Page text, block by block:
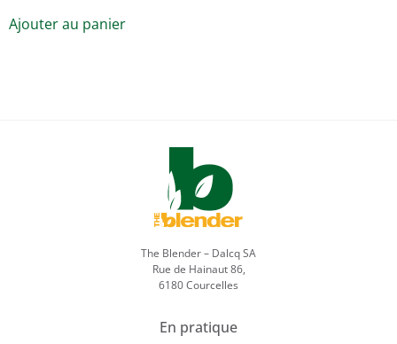
Ajouter au panier
The Blender – Dalcq SA
Rue de Hainaut 86,
6180 Courcelles
En pratique